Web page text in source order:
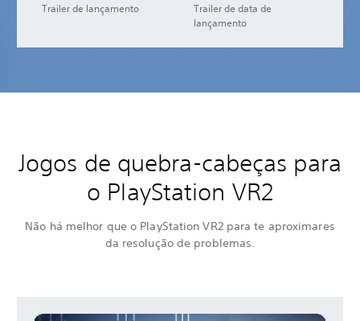
Trailer de lançamento
Trailer de data de
lançamento
Jogos de quebra-cabeças para
o PlayStation VR2
Não há melhor que o PlayStation VR2 para te aproximares
da resolução de problemas.